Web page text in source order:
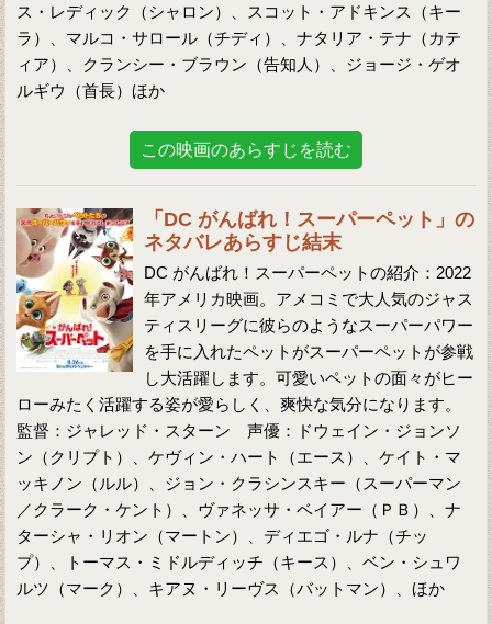
ス・レディック（シャロン）、スコット・アドキンス（キー
ラ）、マルコ・サロール（チディ）、ナタリア・テナ（カテ
ィア）、クランシー・ブラウン（告知人）、ジョージ・ゲオ
ルギウ（首長）ほか
この映画のあらすじを読む
「DC がんばれ！スーパーペット」の
ネタバレあらすじ結末
DC がんばれ！スーパーペットの紹介：2022
年アメリカ映画。アメコミで大人気のジャス
ティスリーグに彼らのようなスーパーパワー
を手に入れたペットがスーパーペットが参戦
し大活躍します。可愛いペットの面々がヒー
ローみたく活躍する姿が愛らしく、爽快な気分になります。
監督：ジャレッド・スターン 声優：ドウェイン・ジョンソ
ン（クリプト）、ケヴィン・ハート（エース）、ケイト・マ
ッキノン（ルル）、ジョン・クラシンスキー（スーパーマン
／クラーク・ケント）、ヴァネッサ・ベイアー（ＰＢ）、ナ
ターシャ・リオン（マートン）、ディエゴ・ルナ（チッ
プ）、トーマス・ミドルディッチ（キース）、ベン・シュワ
ルツ（マーク）、キアヌ・リーヴス（バットマン）、ほか